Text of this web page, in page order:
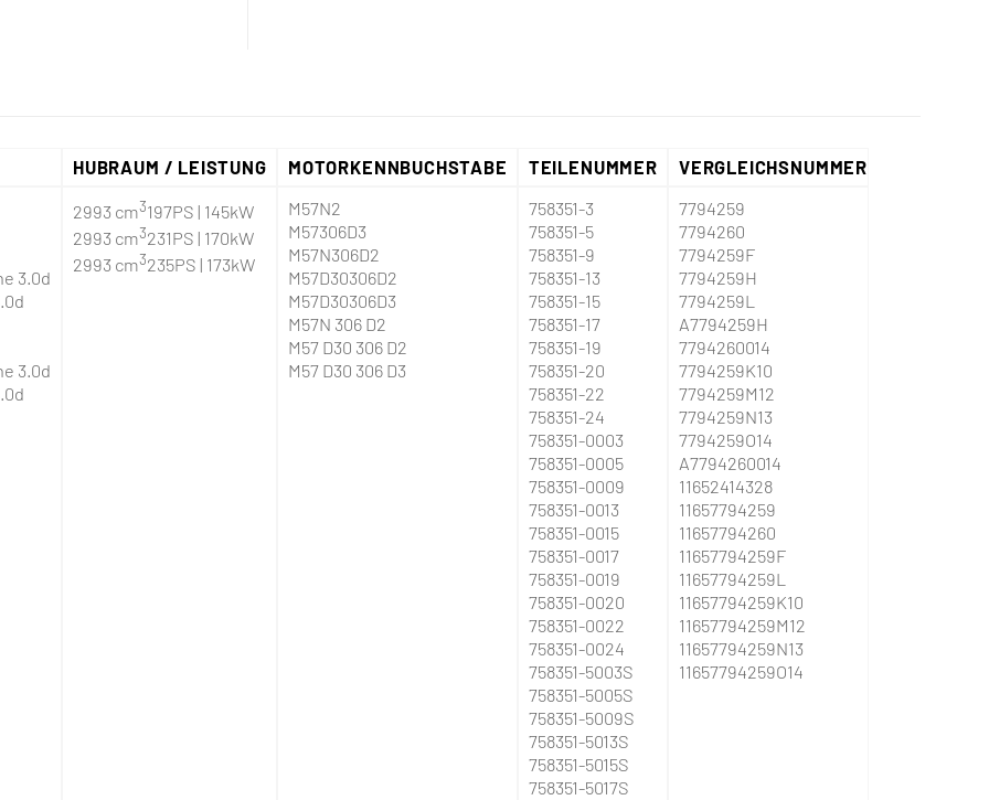
HUBRAUM / LEISTUNG MOTORKENNBUCHSTABE TEILENUMMER
VERGLEICHSNUMMER
3.0d
3.0d
2993 cm3197PS | 145kW
2993 cm3231PS | 170kW
2993 cm3235PS | 173kW
M57N2
M57306D3
M57N306D2
M57D30306D2
M57D30306D3
M57N 306 D2
M57 D30 306 D2
M57 D30 306 D3
758351-3
758351-5
758351-9
758351-13
758351-15
758351-17
758351-19
758351-20
758351-22
758351-24
758351-0003
758351-0005
758351-0009
758351-0013
758351-0015
758351-0017
758351-0019
758351-0020
758351-0022
758351-0024
758351-5003S
758351-5005S
758351-5009S
758351-5013S
758351-5015S
758351-5017S
7794259
7794260
7794259F
7794259H
7794259L
A7794259H
7794260014
7794259K10
7794259M12
7794259N13
7794259O14
A7794260014
11652414328
11657794259
11657794260
11657794259F
11657794259L
11657794259K10
11657794259M12
11657794259N13
11657794259O14